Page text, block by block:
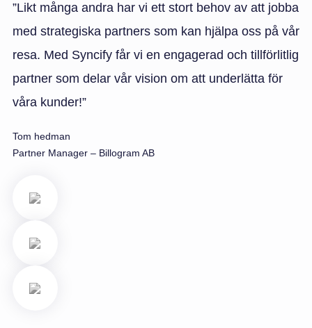
”Likt många andra har vi ett stort behov av att jobba
med strategiska partners som kan hjälpa oss på vår
resa. Med Syncify får vi en engagerad och tillförlitlig
partner som delar vår vision om att underlätta för
våra kunder!”
Tom hedman
Partner Manager – Billogram AB